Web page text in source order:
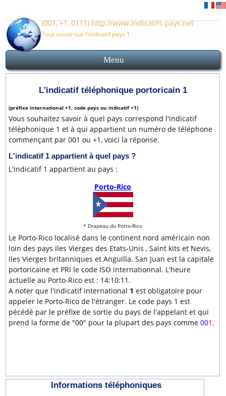
(001, +1, 0111) http://www.indicatifs-pays.net
Tout savoir sur l'indicatif pays 1
Menu
Indicatif pays 1
L'indicatif téléphonique portoricain 1
(préfixe international +1, code pays ou indicatif +1)
Vous souhaitez savoir à quel pays correspond l'indicatif
téléphonique 1 et à qui appartient un numéro de téléphone
commençant par 001 ou +1, voici la réponse.
L'indicatif 1 appartient à quel pays ?
L'indicatif 1 appartient au pays :
Porto-Rico
* Drapeau du Porto-Rico
Le Porto-Rico localisé dans le continent nord américain non
loin des pays Iles Vierges des Etats-Unis , Saint kits et Nevis,
Iles Vierges britanniques et Anguilla. San Juan est la capitale
portoricaine et PRI le code ISO internationnal. L'heure
actuelle au Porto-Rico est : 14:10:11.
A noter que l'indicatif international 1 est obligatoire pour
appeler le Porto-Rico de l'étranger. Le code pays 1 est
pécédé par le préfixe de sortie du pays de l'appelant et qui
prend la forme de "00" pour la plupart des pays comme001 .
Informations téléphoniques